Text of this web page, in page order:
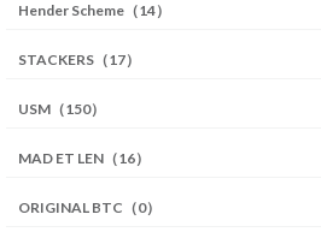
Hender Scheme（14）
STACKERS（17）
USM（150）
MAD ET LEN（16）
ORIGINAL BTC（0）